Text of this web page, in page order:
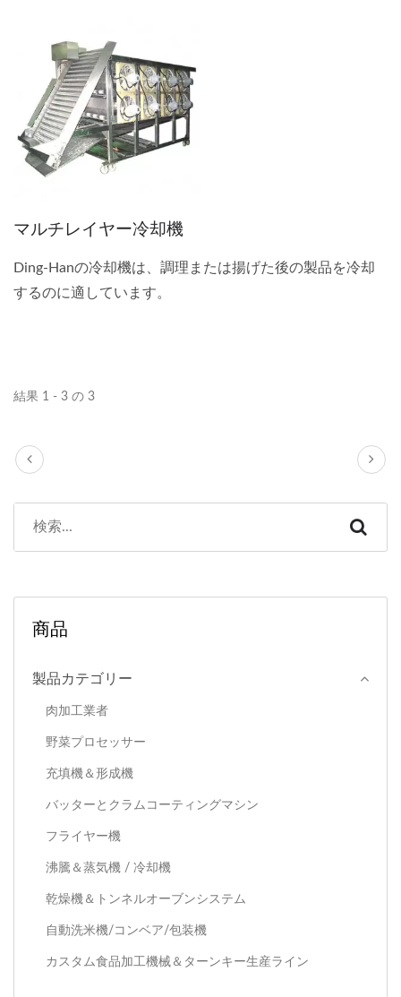
マルチレイヤー冷却機
Ding-Hanの冷却機は、調理または揚げた後の製品を冷却
するのに適しています。
結果 1 - 3 の 3
商品
製品カテゴリー
肉加工業者
野菜プロセッサー
充填機＆形成機
バッターとクラムコーティングマシン
フライヤー機
沸騰＆蒸気機 / 冷却機
乾燥機＆トンネルオーブンシステム
自動洗米機/コンベア/包装機
カスタム食品加工機械＆ターンキー生産ライン